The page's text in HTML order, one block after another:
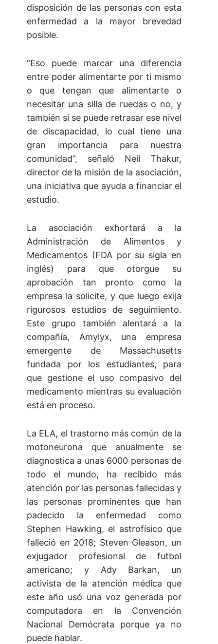
disposición de las personas con esta
enfermedad a la mayor brevedad
posible.
“Eso puede marcar una diferencia
entre poder alimentarte por ti mismo
o que tengan que alimentarte o
necesitar una silla de ruedas o no, y
también si se puede retrasar ese nivel
de discapacidad, lo cual tiene una
gran importancia para nuestra
comunidad”, señaló Neil Thakur,
director de la misión de la asociación,
una iniciativa que ayuda a financiar el
estudio.
La asociación exhortará a la
Administración de Alimentos y
Medicamentos (FDA por su sigla en
inglés) para que otorgue su
aprobación tan pronto como la
empresa la solicite, y que luego exija
rigurosos estudios de seguimiento.
Este grupo también alentará a la
compañía, Amylyx, una empresa
emergente de Massachusetts
fundada por los estudiantes, para
que gestione el uso compasivo del
medicamento mientras su evaluación
está en proceso.
La ELA, el trastorno más común de la
motoneurona que anualmente se
diagnostica a unas 6000 personas de
todo el mundo, ha recibido más
atención por las personas fallecidas y
las personas prominentes que han
padecido la enfermedad como
Stephen Hawking, el astrofísico que
falleció en 2018; Steven Gleason, un
exjugador profesional de futbol
americano; y Ady Barkan, un
activista de la atención médica que
este año usó una voz generada por
computadora en la Convención
Nacional Demócrata porque ya no
puede hablar.